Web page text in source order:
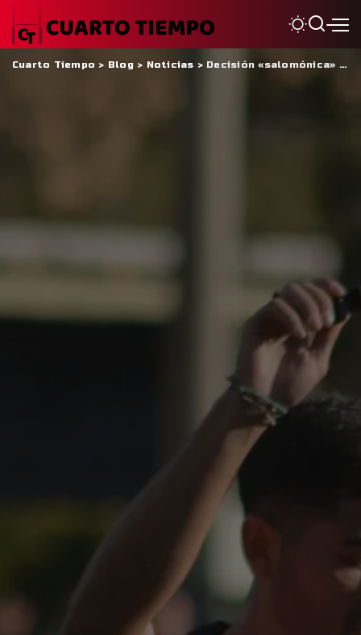
Cuarto Tiempo > Blog > Noticias > Decisión «salomónica» por parte de la URC para el partido entre CBM y San Juan RC